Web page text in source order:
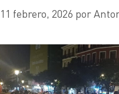
11 febrero, 2026 por